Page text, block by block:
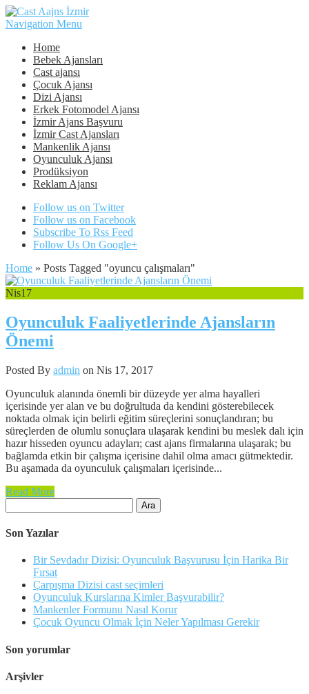
Navigation Menu
Home
Bebek Ajansları
Cast ajansı
Çocuk Ajansı
Dizi Ajansı
Erkek Fotomodel Ajansı
İzmir Ajans Başvuru
İzmir Cast Ajansları
Mankenlik Ajansı
Oyunculuk Ajansı
Prodüksiyon
Reklam Ajansı
Follow us on Twitter
Follow us on Facebook
Subscribe To Rss Feed
Follow Us On Google+
Home » Posts Tagged "oyuncu çalışmaları"
Nis17
Oyunculuk Faaliyetlerinde Ajansların
Önemi
Posted By admin on Nis 17, 2017
Oyunculuk alanında önemli bir düzeyde yer alma hayalleri
içerisinde yer alan ve bu doğrultuda da kendini gösterebilecek
noktada olmak için belirli eğitim süreçlerini sonuçlandıran; bu
süreçlerden de olumlu sonuçlara ulaşarak kendini bu meslek dalı için
hazır hisseden oyuncu adayları; cast ajans firmalarına ulaşarak; bu
bağlamda etkin bir çalışma içerisine dahil olma amacı gütmektedir.
Bu aşamada da oyunculuk çalışmaları içerisinde...
Read More
Son Yazılar
Bir Sevdadır Dizisi: Oyunculuk Başvurusu İçin Harika Bir
Fırsat
Çarpışma Dizisi cast seçimleri
Oyunculuk Kurslarına Kimler Başvurabilir?
Mankenler Formunu Nasıl Korur
Çocuk Oyuncu Olmak İçin Neler Yapılması Gerekir
Son yorumlar
Arşivler